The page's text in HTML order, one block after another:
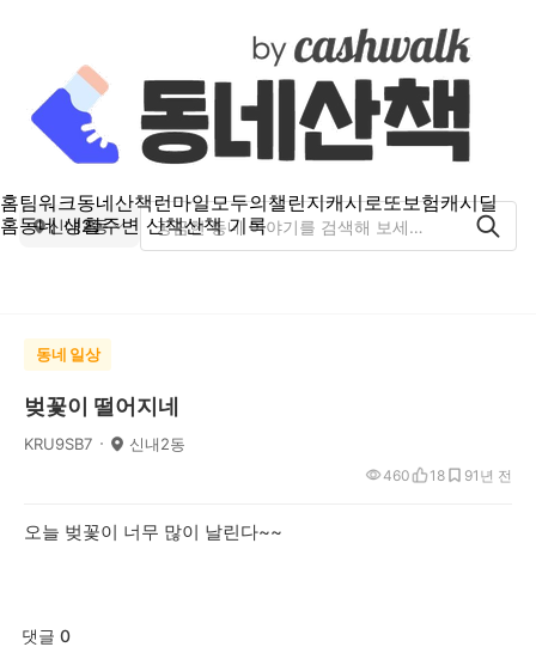
홈팀워크동네산책런마일모두의챌린지캐시로또보험캐시딜
홈동네 생활주변 산책산책 기록
신내2동
동네 일상
벚꽃이 떨어지네
KRU9SB7 신내2동
1년 전
460 18 9
오늘 벚꽃이 너무 많이 날린다~~
댓글 0